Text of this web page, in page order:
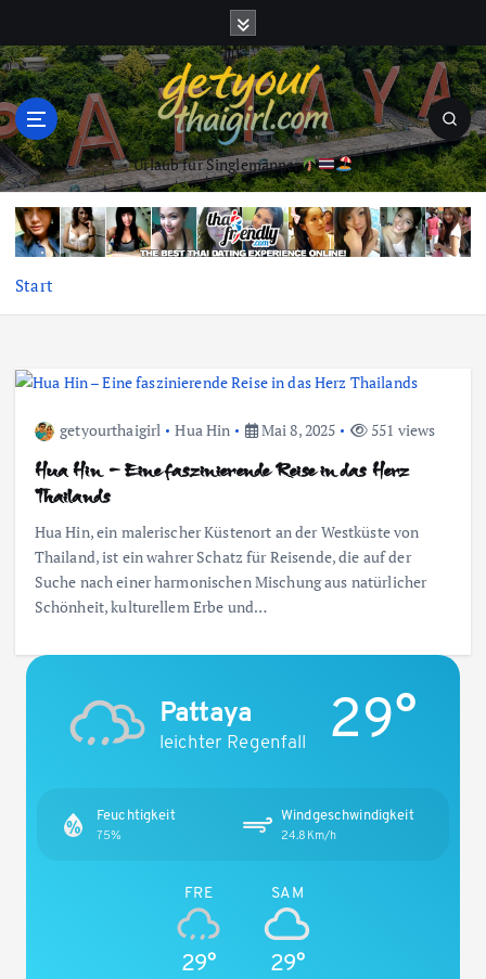
m
I
n
h
a
l
i
Urlaub für Singlemänner
Start
getyourthaigirl Hua Hin Mai 8, 2025 551 views
Hua Hin – Eine faszinierende Reise in das Herz
Thailands
Hua Hin, ein malerischer Küstenort an der Westküste von
Thailand, ist ein wahrer Schatz für Reisende, die auf der
Suche nach einer harmonischen Mischung aus natürlicher
Schönheit, kulturellem Erbe und…
Pattaya
leichter Regenfall 29°
Feuchtigkeit
75%
Windgeschwindigkeit
24.8Km/h
FRE
29°
SAM
29°